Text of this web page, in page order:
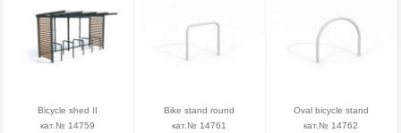
Bicycle shed II
кат.№ 14759
Bike stand round
кат.№ 14761
Oval bicycle stand
кат.№ 14762